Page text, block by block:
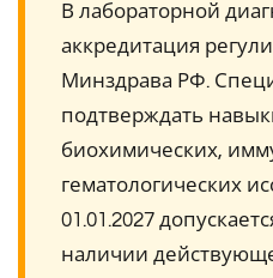
В лабораторной
аккредитация
Минздрава РФ.
подтверждать
биохимических,
гематологических
01.01.2027
наличии